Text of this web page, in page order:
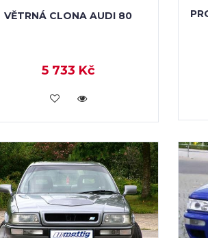
VĚTRNÁ CLONA AUDI 80
5 733 Kč
KOUPIT